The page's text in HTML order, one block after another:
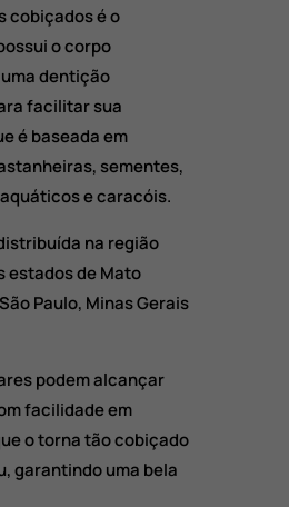
cobiçados é o
o corpo
dentição
facilitar sua
é baseada em
sementes,
e caracóis.
na região
estados de Mato
Paulo, Minas Gerais
podem alcançar
facilidade em
o torna tão cobiçado
garantindo uma bela